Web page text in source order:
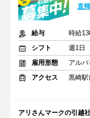
直
給与
時給
シフト
週1日
雇用形態
アルバ
アクセス
黒崎駅
アリさんマークの引越